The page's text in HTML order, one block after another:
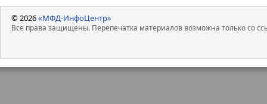
© 2026«МФД-ИнфоЦентр»
Все права защищены. Перепечатка материалов возможна только со